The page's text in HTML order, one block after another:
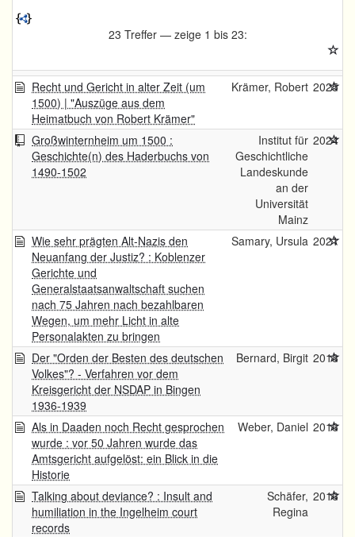
23 Treffer — zeige 1 bis 23:
Recht und Gericht in alter Zeit (um
1500) | "Auszüge aus dem
Heimatbuch von Robert Krämer"
Krämer, Robert 2025
Großwinternheim um 1500 :
Geschichte(n) des Haderbuchs von
1490-1502
Institut für
Geschichtliche
Landeskunde
an der
Universität
Mainz
2024
Wie sehr prägten Alt-Nazis den
Neuanfang der Justiz? : Koblenzer
Gerichte und
Generalstaatsanwaltschaft suchen
nach 75 Jahren nach bezahlbaren
Wegen, um mehr Licht in alte
Personalakten zu bringen
Samary, Ursula 2021
Der "Orden der Besten des deutschen
Volkes"? - Verfahren vor dem
Kreisgericht der NSDAP in Bingen
1936-1939
Bernard, Birgit 2018
Als in Daaden noch Recht gesprochen
wurde : vor 50 Jahren wurde das
Amtsgericht aufgelöst: ein Blick in die
Historie
Weber, Daniel 2016
Talking about deviance? : Insult and
humiliation in the Ingelheim court
records
Schäfer,
Regina
2016